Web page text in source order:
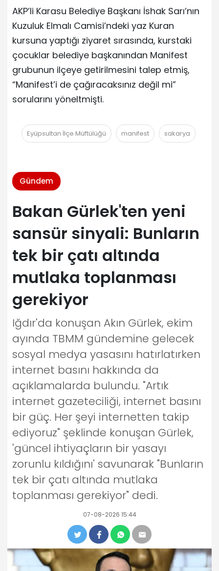
AKP’li Karasu Belediye Başkanı İshak Sarı’nın
Kuzuluk Elmalı Camisi’ndeki yaz Kuran
kursuna yaptığı ziyaret sırasında, kurstaki
çocuklar belediye başkanından Manifest
grubunun ilçeye getirilmesini talep etmiş,
“Manifest’i de çağıracaksınız değil mi”
sorularını yöneltmişti.
Eyüpsultan İlçe Müftülüğü manifest sakarya
Gündem
Bakan Gürlek'ten yeni
sansür sinyali: Bunların
tek bir çatı altında
mutlaka toplanması
gerekiyor
Iğdır'da konuşan Akın Gürlek, ekim
ayında TBMM gündemine gelecek
sosyal medya yasasını hatırlatırken
internet basını hakkında da
açıklamalarda bulundu. "Artık
internet gazeteciliği, internet basını
bir güç. Her şeyi internetten takip
ediyoruz" şeklinde konuşan Gürlek,
'güncel ihtiyaçların bir yasayı
zorunlu kıldığını' savunarak "Bunların
tek bir çatı altında mutlaka
toplanması gerekiyor" dedi.
07-08-2026 15:44